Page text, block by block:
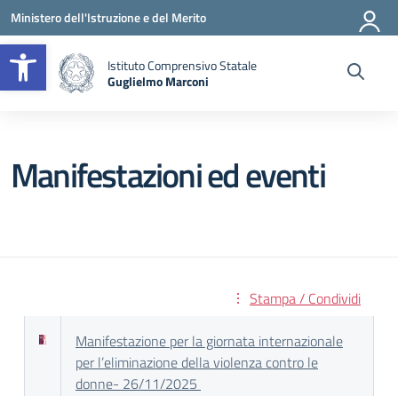
Apri la barra degli strumenti
Vai ai contenuti
Vai al menu di navigazione
Vai al footer
Ministero dell'Istruzione e del Merito
Istituto Comprensivo Statale
Guglielmo Marconi
— Visita la pagina iniziale della scuola
Manifestazioni ed eventi
Stampa / Condividi
Manifestazione per la giornata internazionale
per l’eliminazione della violenza contro le
donne- 26/11/2025